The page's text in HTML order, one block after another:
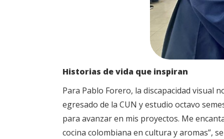
Historias de vida que inspiran
Para Pablo Forero, la discapacidad visual
egresado de la CUN y estudio octavo
para avanzar en mis proyectos. Me
cocina colombiana en cultura y aromas”,